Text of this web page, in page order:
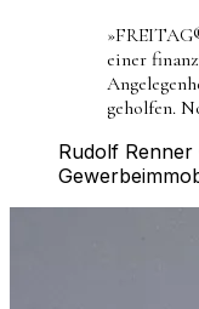
»
einer
geholfen.
Rudolf Renner